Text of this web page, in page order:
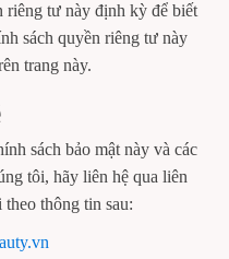
riêng tư này định kỳ để biết
sách quyền riêng tư này
trang này.
sách bảo mật này và các
tôi, hãy liên hệ qua liên
thông tin sau: